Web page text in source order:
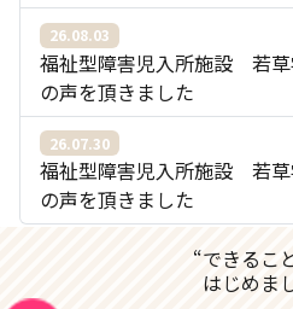
26.08.03
福祉型障害児入所施設 若草
の声を頂きました
26.07.30
福祉型障害児入所施設 若草
の声を頂きました
“できるこ
はじめま